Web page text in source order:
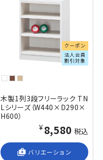
クーポン
法人会員
割引対象
木製1列3段フリーラック TN
Lシリーズ（W440×D290×
H600）
¥8,580 税込
shop_2 バリエーション